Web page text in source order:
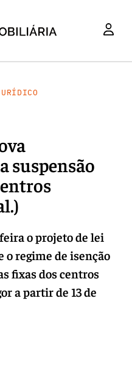
suspensão
o projeto de lei
o regime de isenção
fixas dos centros
a partir de 13 de